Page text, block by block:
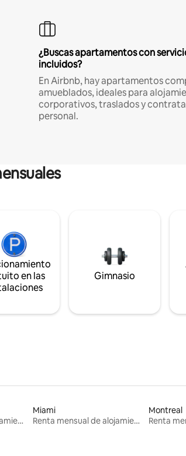
¿Buscas apartamentos con
incluidos?
En Airbnb, hay apartamentos
amueblados, ideales para
corporativos, traslados y
personal.
en las
Gimnasio
Renta mensual de alojamientos
Miami
Renta mensual de alojamientos
Montreal